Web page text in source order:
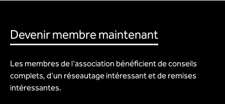
Devenir membre maintenant
Les membres de l'association bénéficient de conseils
complets, d'un réseautage intéressant et de remises
intéressantes.